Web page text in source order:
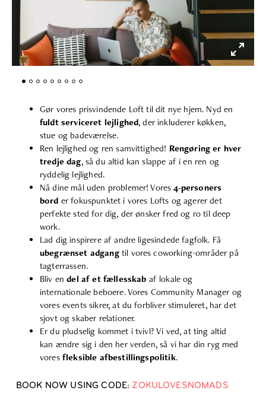
Gør vores prisvindende Loft til dit nye hjem. Nyd en
fuldt serviceret lejlighed, der inkluderer køkken,
stue og badeværelse.
Ren lejlighed og ren samvittighed! Rengøring er hver
tredje dag, så du altid kan slappe af i en ren og
ryddelig lejlighed.
Nå dine mål uden problemer! Vores4-personers
bord er fokuspunktet i vores Lofts og agerer det
perfekte sted for dig, der ønsker fred og ro til deep
work.
Lad dig inspirere af andre ligesindede fagfolk. Få
ubegrænset adgangtil vores coworking-områder på
tagterrassen.
Bliv endel af et fællesskab af lokale og
internationale beboere. Vores Community Manager og
vores events sikrer, at du forbliver stimuleret, har det
sjovt og skaber relationer.
Er du pludselig kommet i tvivl? Vi ved, at ting altid
kan ændre sig i den her verden, så vi har din ryg med
vores fleksible afbestillingspolitik.
BOOK NOW USING CODE: ZOKULOVESNOMADS